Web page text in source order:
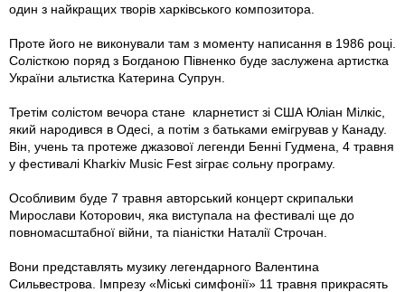
один з найкращих творів харківського композитора.
Проте його не виконували там з моменту написання в 1986 році.
Солісткою поряд з Богданою Півненко буде заслужена артистка
України альтистка Катерина Супрун.
Третім солістом вечора стане кларнетист зі США Юліан Мілкіс,
який народився в Одесі, а потім з батьками емігрував у Канаду.
Він, учень та протеже джазової легенди Бенні Гудмена, 4 травня
у фестивалі Kharkiv Music Fest зіграє сольну програму.
Особливим буде 7 травня авторський концерт скрипальки
Мирослави Которович, яка виступала на фестивалі ще до
повномасштабної війни, та піаністки Наталії Строчан.
Вони представлять музику легендарного Валентина
Сильвестрова. Імпрезу «Міські симфонії» 11 травня прикрасять